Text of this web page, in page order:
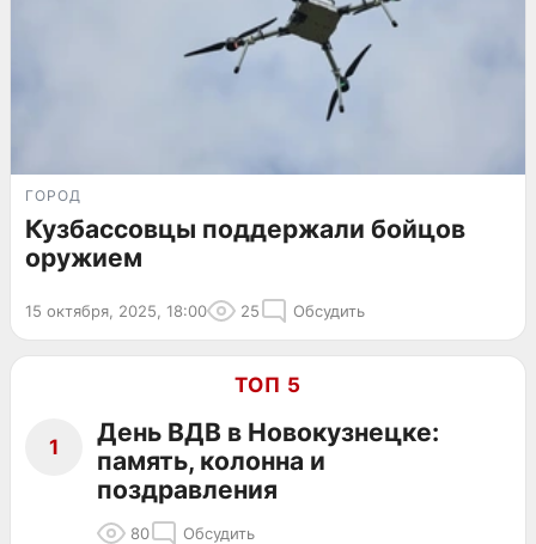
ГОРОД
Кузбассовцы поддержали бойцов
оружием
15 октября, 2025, 18:00 25 Обсудить
ТОП 5
1
День ВДВ в Новокузнецке:
память, колонна и
поздравления
80 Обсудить